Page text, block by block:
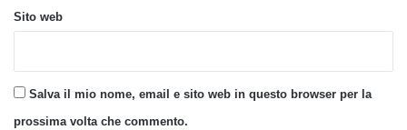
Sito web
Salva il mio nome, email e sito web in questo browser per la
prossima volta che commento.